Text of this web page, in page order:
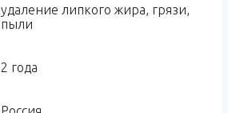
удаление липкого жира, грязи,
пыли
2 года